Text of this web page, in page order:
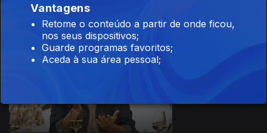
Vantagens
Retome o conteúdo a partir de onde ficou,
nos seus dispositivos;
Guarde programas favoritos;
Aceda à sua área pessoal;